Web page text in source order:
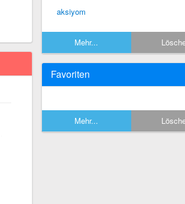
aksiyom
Mehr...
Favoriten
Mehr...